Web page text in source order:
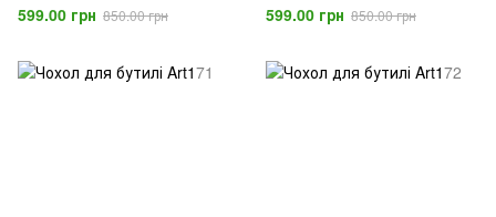
599.00 грн 850.00 грн 599.00 грн 850.00 грн